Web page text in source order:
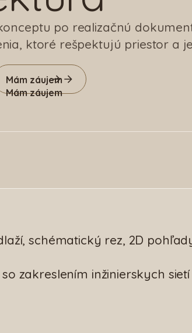
po realizačnú
ktoré rešpektujú priestor a
Mám záujem
Mám záujem
schématický rez, 2D
zakreslením inžinierskych